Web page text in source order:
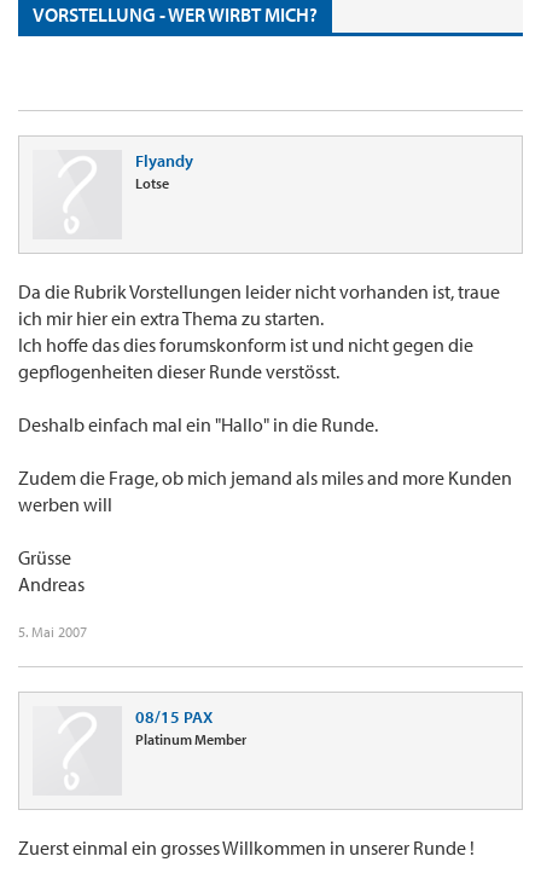
VORSTELLUNG - WER WIRBT MICH?
Flyandy
Lotse
Da die Rubrik Vorstellungen leider nicht vorhanden ist, traue
ich mir hier ein extra Thema zu starten.
Ich hoffe das dies forumskonform ist und nicht gegen die
gepflogenheiten dieser Runde verstösst.
Deshalb einfach mal ein "Hallo" in die Runde.
Zudem die Frage, ob mich jemand als miles and more Kunden
werben will
Grüsse
Andreas
5. Mai 2007
08/15 PAX
Platinum Member
Zuerst einmal ein grosses Willkommen in unserer Runde !